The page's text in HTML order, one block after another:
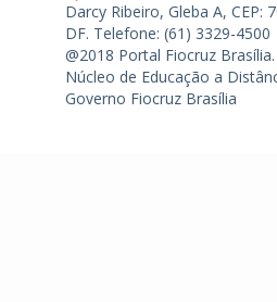
Darcy Ribeiro, Gleba A, CEP:
DF. Telefone: (61) 3329-4500
@2018 Portal Fiocruz
Núcleo de Educação a
Governo Fiocruz Brasília